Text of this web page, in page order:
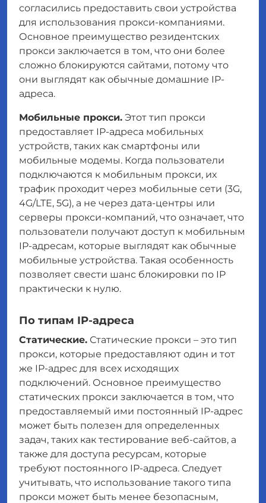
согласились предоставить свои устройства
для использования прокси-компаниями.
Основное преимущество резидентских
прокси заключается в том, что они более
сложно блокируются сайтами, потому что
они выглядят как обычные домашние IP-
адреса.
Мобильные прокси. Этот тип прокси
предоставляет IP-адреса мобильных
устройств, таких как смартфоны или
мобильные модемы. Когда пользователи
подключаются к мобильным прокси, их
трафик проходит через мобильные сети (3G,
4G/LTE, 5G), а не через дата-центры или
серверы прокси-компаний, что означает, что
пользователи получают доступ к мобильным
IP-адресам, которые выглядят как обычные
мобильные устройства. Такая особенность
позволяет свести шанс блокировки по IP
практически к нулю.
По типам IP-адреса
Статические. Статические прокси – это тип
прокси, которые предоставляют один и тот
же IP-адрес для всех исходящих
подключений. Основное преимущество
статических прокси заключается в том, что
предоставляемый ими постоянный IP-адрес
может быть полезен для определенных
задач, таких как тестирование веб-сайтов, а
также для доступа ресурсам, которые
требуют постоянного IP-адреса. Следует
учитывать, что использование такого типа
прокси может быть менее безопасным,